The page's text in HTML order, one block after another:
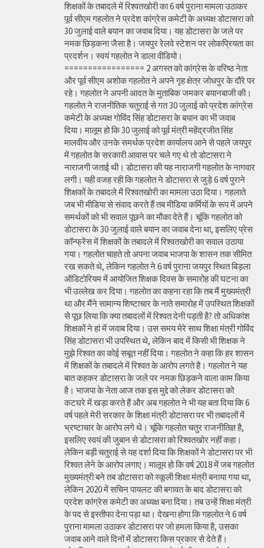
शिक्षकों के तबादले में रिश्वतखोरी का 6 वर्ष पुराना मामला उठाकर
पूर्व सीएम गहलोत ने प्रदेश कांग्रेस कमेटी के अध्यक्ष डोटासरा को
30 जुलाई वाले बयान का जवाब दिया। यह डोटासरा के जले पर
नमक छिड़कना जैसा है। जयपुर रेलवे स्टेशन पर लोकप्रियता का
प्रदर्शन। स्वयं गहलोत ने डाला वीडियो।
================= 2 अगस्त को कांग्रेस के वरिष्ठ नेता
और पूर्व सीएम अशोक गहलोत ने अपने गृह क्षेत्र जोधपुर के दौरे पर
रहे। गहलोत ने अपनी आदत के मुताबिक जमकर बयानबाजी की।
गहलोत ने राजनीतिक चतुराई से गत 30 जुलाई को प्रदेश कांग्रेस
कमेटी के अध्यक्ष गोविंद सिंह डोटासरा के बयान का भी जवाब
दिया। मालूम हो कि 30 जुलाई को पूर्व मंत्री महेंद्रजीत सिंह
मालवीय और उनके समर्थक प्रदेश कार्यालय आने से पहले जयपुर
में गहलोत के सरकारी आवास पर चले गए थे तो डोटासरा ने
नाराजगी जताई थी। डोटासरा की यह नाराजगी गहलोत के नागवार
लगी। यही वजह रही कि गहलोत ने डोटासरा से जुड़े 6 वर्ष पुराने
शिक्षकों के तबादले में रिश्वतखोरी का मामला उठा दिया। गहलाते
जब भी मीडिया से संवाद करते हैं तब मीडिया कर्मियों के रूप में अपने
समर्थकों को भी सवाल पूछने का मौका देते हैं। चूंकि गहलोत को
डोटासरा के 30 जुलाई वाले बयान का जवाब देना था, इसलिए प्रेस
कॉन्फ्रेंस में शिक्षकों के तबादले में रिश्वतखोरी का सवाल उठाया
गया। गहलोत चाहते तो अपना जवाब भाजपा के शासन तक सीमित
रख सकते थे, लेकिन गहलोत ने 6 वर्ष पुराना जयपुर स्थित बिड़ला
ऑडिटोरियम में आयोजित शिक्षक दिवस के समारोह की घटना का
भी उल्लेख कर दिया। गहलोत का कहना रहा कि तब मैं मुख्यमंत्री
था और मैंने सामान्य शिष्टाचार के नाते समारोह में उपस्थित शिक्षकों
से पूछ लिया कि क्या तबादलों में रिश्वत देनी पड़ती है? तो अधिकांश
शिक्षकों ने हां में जवाब दिया। उस समय मेरे साथ शिक्षा मंत्री गोविंद
सिंह डोटासरा भी उपस्थित थे, लेकिन बाद में किसी भी शिक्षक ने
मुझे रिश्वत का कोई सबूत नहीं दिया। गहलोत ने कहा कि हर शासन
में शिक्षकों के तबादले में रिश्वत के आरोप लगते है। गहलोत ने यह
बात कहकर डोटासरा के जले पर नमक छिड़कने वाला काम किया
है। भाजपा के नेता आज तक इस मुद्दे को लेकर डोटासरा को
कटघरे में खड़ा करते हैं और अब गहलोत ने भी यह बता दिया कि 6
वर्ष पहले मेरी सरकार के शिक्षा मंत्री डोटासरा पर भी तबादलों में
भ्रष्टाचार के आरोप लगे थे। चूंकि गहलोत चतुर राजनीतिज्ञ है,
इसलिए स्वयं की जुबान से डोटासरा को रिश्वतखोर नहीं कहा।
लेकिन बड़ी चतुराई से यह दर्शा दिया कि शिक्षकों ने डोटासरा पर भी
रिश्वत लेने के आरोप लगाए। मालूम हो कि वर्ष 2018 में जब गहलोत
मुख्यमंत्री बने तब डोटासरा को स्कूली शिक्षा मंत्री बनाया गया था,
लेकिन 2020 में सचिन पायलट की बगावत के बाद डोटासरा को
प्रदेश कांग्रेस कमेटी का अध्यक्ष बना दिया। तब उन्हें शिक्षा मंत्री
के पद से इस्तीफा देना पड़ा था। देखना होगा कि गहलोत ने 6 वर्ष
पुराना मामला उठाकर डोटासरा पर जो हमला किया है, उसका
जवाब आने वाले दिनों में डोटासरा किस प्रकार से देते हैं।